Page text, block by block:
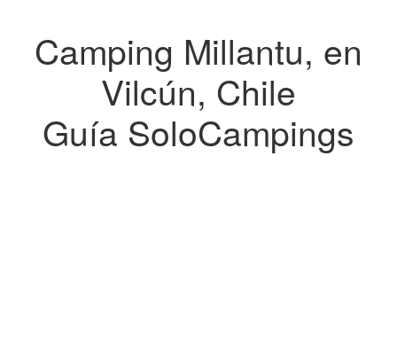
Camping Millantu, en
Vilcún, Chile
Guía SoloCampings